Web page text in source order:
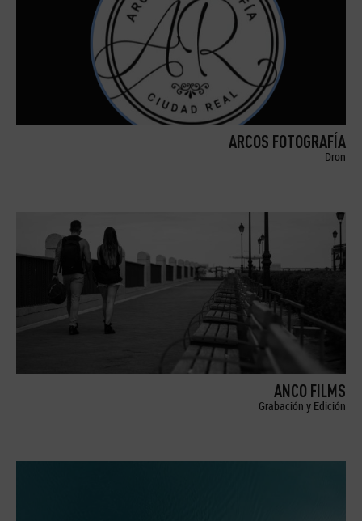
ARCOS FOTOGRAFÍA
Dron
ANCO FILMS
Grabación y Edición